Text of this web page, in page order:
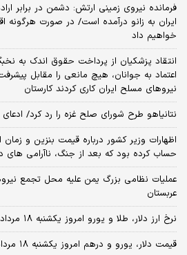
فرمانده نیروی زمینی ارتش: دشمن در برابر
ایران به زانو درآمده است/ در صورت هرگونه
خواهیم داد
انتقاد پزشکیان از پرداخت حقوق اندک به
اعتماد به جوانان، هیچ مانعی را مقابل
نیروهای مسلح ایران کاری کردند کارستان
نتانیاهو طرح شورای صلح غزه را رد کرد/
اظهارات وزیر کشور درباره قیمت بنزین و
حساب کرده بود که بعد از جنگ، ناآرامی‌
عملیات نظامی بزرگ یمن علیه محل تجمع
عربستان
نرخ ارز دلار، طلا و یورو امروز یکشنبه ۱۸ مرداد ۱۴۰۵/ رشد قیمت طلا
قیمت دلار، یورو و درهم امروز یکشنبه ۱۸ مرداد ۱۴۰۵ |کاهش قیمت دلار